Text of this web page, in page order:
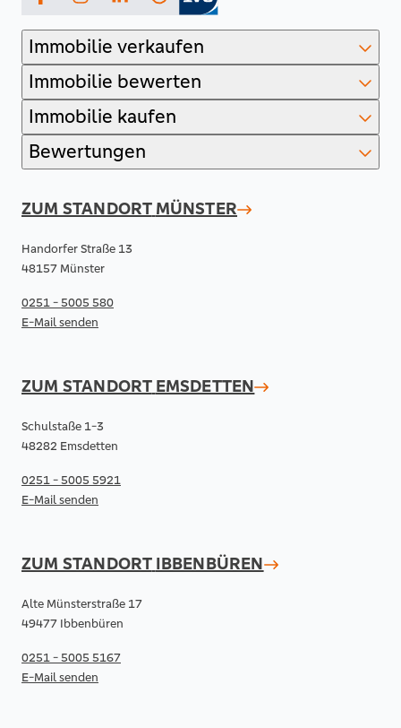
FacebookInstagramLinkedIn
Immobilie verkaufen
Immobilie bewerten
Immobilie kaufen
Bewertungen
ZUM STANDORT MÜNSTER
Handorfer Straße 13
48157 Münster
0251 - 5005 580
E-Mail senden
ZUM STANDORT EMSDETTEN
Schulstaße 1-3
48282 Emsdetten
0251 - 5005 5921
E-Mail senden
ZUM STANDORT IBBENBÜREN
Alte Münsterstraße 17
49477 Ibbenbüren
0251 - 5005 5167
E-Mail senden